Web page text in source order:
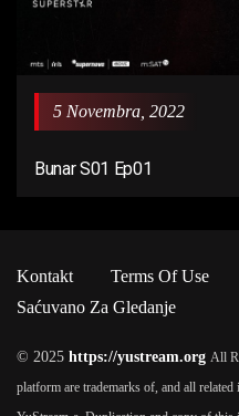
5 Novembra, 2022
Bunar S01 Ep01
Kontakt Terms Of Use
Saćuvano Za Gledanje
© 2025 https://yustream.org All
platform are trademarks of, and all